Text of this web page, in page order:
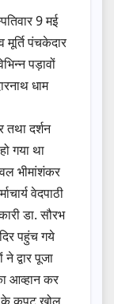
9 मई
पंचकेदार
पड़ावों
धाम
तथा दर्शन
गया था
भीमांशंकर
वेदपाठी
डा. सौरभ
पहुंच गये
द्वार पूजा
आव्हान कर